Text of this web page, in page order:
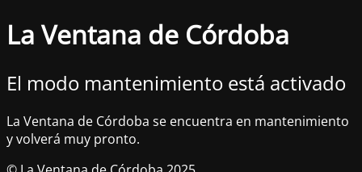
La Ventana de Córdoba
El modo mantenimiento está activado
La Ventana de Córdoba se encuentra en mantenimiento
y volverá muy pronto.